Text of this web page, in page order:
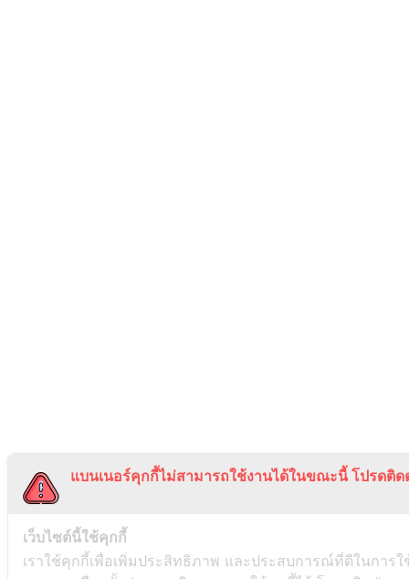
แบนเนอร์คุกกี้ไม่สามารถใช้งานได้ในขณะนี้ โปรดติด
เว็บไซต์นี้ใช้คุกกี้
เราใช้คุกกี้เพื่อเพิ่มประสิทธิภาพ และประสบการณ์ที่ดีในการ